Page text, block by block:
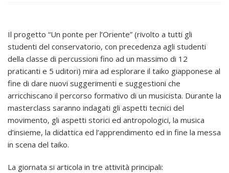
Il progetto “Un ponte per l’Oriente” (rivolto a tutti gli
studenti del conservatorio, con precedenza agli studenti
della classe di percussioni fino ad un massimo di 12
praticanti e 5 uditori) mira ad esplorare il taiko giapponese al
fine di dare nuovi suggerimenti e suggestioni che
arricchiscano il percorso formativo di un musicista. Durante la
masterclass saranno indagati gli aspetti tecnici del
movimento, gli aspetti storici ed antropologici, la musica
d’insieme, la didattica ed l’apprendimento ed in fine la messa
in scena del taiko.
La giornata si articola in tre attività principali: